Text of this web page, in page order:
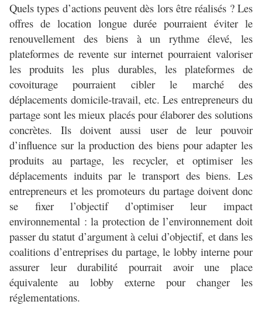
Quels types d’actions peuvent dès lors être réalisés ? Les
offres de location longue durée pourraient éviter le
renouvellement des biens à un rythme élevé, les
plateformes de revente sur internet pourraient valoriser
les produits les plus durables, les plateformes de
covoiturage pourraient cibler le marché des
déplacements domicile-travail, etc. Les entrepreneurs du
partage sont les mieux placés pour élaborer des solutions
concrètes. Ils doivent aussi user de leur pouvoir
d’influence sur la production des biens pour adapter les
produits au partage, les recycler, et optimiser les
déplacements induits par le transport des biens. Les
entrepreneurs et les promoteurs du partage doivent donc
se fixer l’objectif d’optimiser leur impact
environnemental : la protection de l’environnement doit
passer du statut d’argument à celui d’objectif, et dans les
coalitions d’entreprises du partage, le lobby interne pour
assurer leur durabilité pourrait avoir une place
équivalente au lobby externe pour changer les
réglementations.